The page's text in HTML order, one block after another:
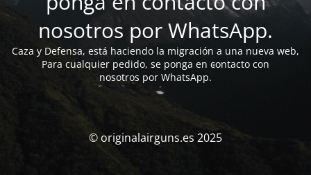
nosotros por WhatsApp.
Caza y Defensa, está haciendo la migración a una nueva web,
Para cualquier pedido, se ponga en contacto con
nosotros por WhatsApp.
© originalairguns.es 2025